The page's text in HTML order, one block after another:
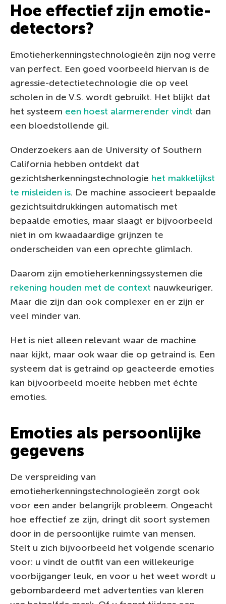
Hoe effectief zijn emotie-
detectors?
Emotieherkenningstechnologieën zijn nog verre
van perfect. Een goed voorbeeld hiervan is de
agressie-detectietechnologie die op veel
scholen in de V.S. wordt gebruikt. Het blijkt dat
het systeem een hoest alarmerender vindt dan
een bloedstollende gil.
Onderzoekers aan de University of Southern
California hebben ontdekt dat
gezichtsherkenningstechnologie het makkelijkst
te misleiden is. De machine associeert bepaalde
gezichtsuitdrukkingen automatisch met
bepaalde emoties, maar slaagt er bijvoorbeeld
niet in om kwaadaardige grijnzen te
onderscheiden van een oprechte glimlach.
Daarom zijn emotieherkenningssystemen die
rekening houden met de context nauwkeuriger.
Maar die zijn dan ook complexer en er zijn er
veel minder van.
Het is niet alleen relevant waar de machine
naar kijkt, maar ook waar die op getraind is. Een
systeem dat is getraind op geacteerde emoties
kan bijvoorbeeld moeite hebben met échte
emoties.
Emoties als persoonlijke
gegevens
De verspreiding van
emotieherkenningstechnologieën zorgt ook
voor een ander belangrijk probleem. Ongeacht
hoe effectief ze zijn, dringt dit soort systemen
door in de persoonlijke ruimte van mensen.
Stelt u zich bijvoorbeeld het volgende scenario
voor: u vindt de outfit van een willekeurige
voorbijganger leuk, en voor u het weet wordt u
gebombardeerd met advertenties van kleren